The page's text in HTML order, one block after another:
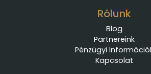
Rólunk
Blog
Partnereink
Pénzügyi
Kapcsolat